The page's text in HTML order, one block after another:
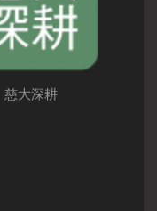
慈大深耕